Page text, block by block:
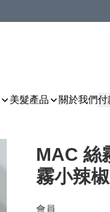
美髮產品 關於我們付
MAC 絲
霧小辣
會員